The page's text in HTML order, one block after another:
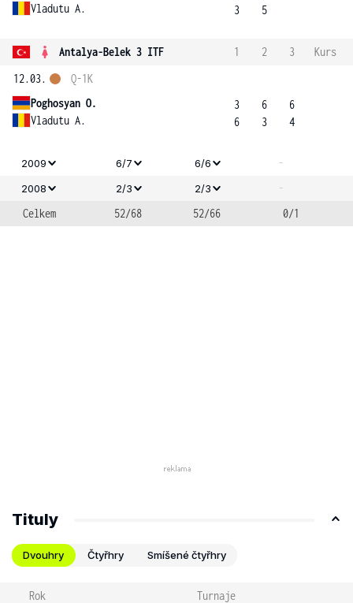
Vladutu A.
3
5
Antalya-Belek 3 ITF 1 2 3
Kurs
12.03.
Poghosyan O.
Vladutu A.
Q-1K
3
6
6
3
6
4
2009 6/7 6/6 -
2008 2/3 2/3
-
Celkem
52/68 52/66 0/1
Tituly
Dvouhry Čtyřhry Smíšené čtyřhry
Rok Turnaje